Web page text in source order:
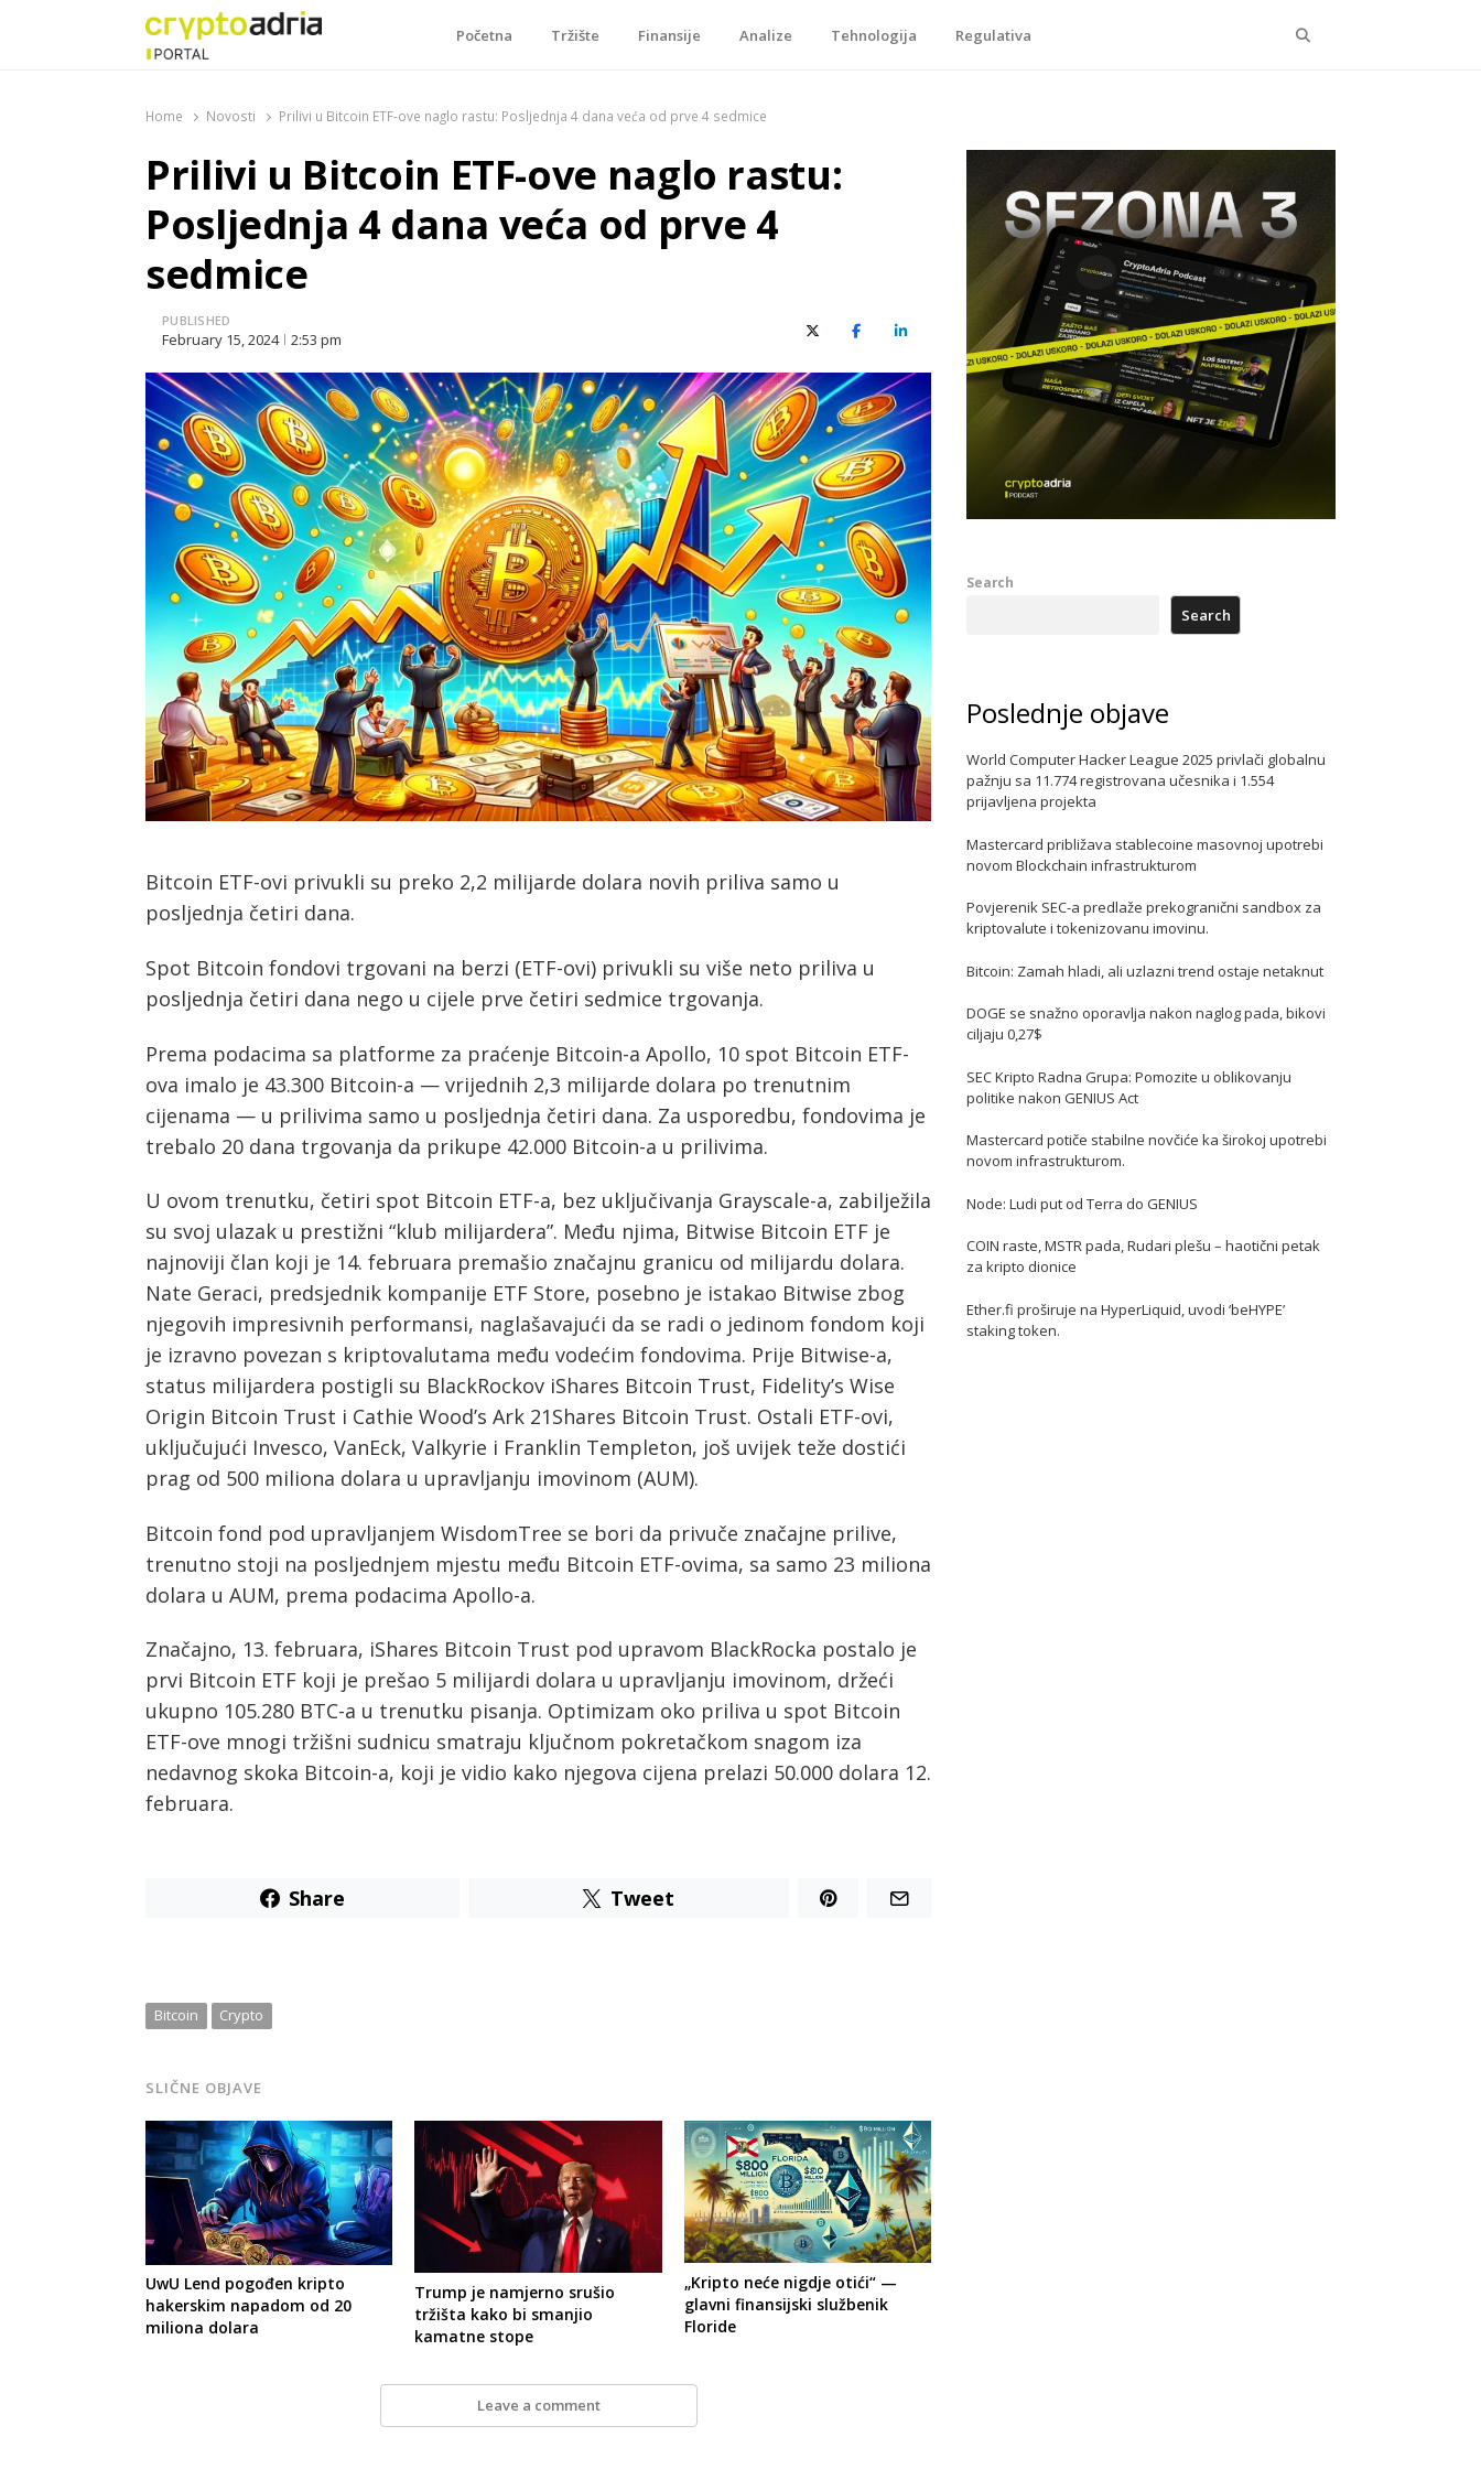
Početna Tržište Finansije Analize Tehnologija Regulativa
Home Novosti Prilivi u Bitcoin ETF-ove naglo rastu: Posljednja 4 dana veća od prve 4 sedmice
Prilivi u Bitcoin ETF-ove naglo rastu:
Posljednja 4 dana veća od prve 4
sedmice
PUBLISHED
February 15, 2024 2:53 pm X (Twitter)FacebookLinkedIn
Bitcoin ETF-ovi privukli su preko 2,2 milijarde dolara novih priliva samo u
posljednja četiri dana.
Spot Bitcoin fondovi trgovani na berzi (ETF-ovi) privukli su više neto priliva u
posljednja četiri dana nego u cijele prve četiri sedmice trgovanja.
Prema podacima sa platforme za praćenje Bitcoin-a Apollo, 10 spot Bitcoin ETF-
ova imalo je 43.300 Bitcoin-a — vrijednih 2,3 milijarde dolara po trenutnim
cijenama — u prilivima samo u posljednja četiri dana. Za usporedbu, fondovima je
trebalo 20 dana trgovanja da prikupe 42.000 Bitcoin-a u prilivima.
U ovom trenutku, četiri spot Bitcoin ETF-a, bez uključivanja Grayscale-a, zabilježila
su svoj ulazak u prestižni “klub milijardera”. Među njima, Bitwise Bitcoin ETF je
najnoviji član koji je 14. februara premašio značajnu granicu od milijardu dolara.
Nate Geraci, predsjednik kompanije ETF Store, posebno je istakao Bitwise zbog
njegovih impresivnih performansi, naglašavajući da se radi o jedinom fondom koji
je izravno povezan s kriptovalutama među vodećim fondovima. Prije Bitwise-a,
status milijardera postigli su BlackRockov iShares Bitcoin Trust, Fidelity’s Wise
Origin Bitcoin Trust i Cathie Wood’s Ark 21Shares Bitcoin Trust. Ostali ETF-ovi,
uključujući Invesco, VanEck, Valkyrie i Franklin Templeton, još uvijek teže dostići
prag od 500 miliona dolara u upravljanju imovinom (AUM).
Bitcoin fond pod upravljanjem WisdomTree se bori da privuče značajne prilive,
trenutno stoji na posljednjem mjestu među Bitcoin ETF-ovima, sa samo 23 miliona
dolara u AUM, prema podacima Apollo-a.
Značajno, 13. februara, iShares Bitcoin Trust pod upravom BlackRocka postalo je
prvi Bitcoin ETF koji je prešao 5 milijardi dolara u upravljanju imovinom, držeći
ukupno 105.280 BTC-a u trenutku pisanja. Optimizam oko priliva u spot Bitcoin
ETF-ove mnogi tržišni sudnicu smatraju ključnom pokretačkom snagom iza
nedavnog skoka Bitcoin-a, koji je vidio kako njegova cijena prelazi 50.000 dolara 12.
februara.
Share Tweet
Bitcoin Crypto
SLIČNE OBJAVE
UwU Lend pogođen kripto
hakerskim napadom od 20
miliona dolara
Trump je namjerno srušio
tržišta kako bi smanjio
kamatne stope
„Kripto neće nigdje otići“ —
glavni finansijski službenik
Floride
Leave a comment
Search
Search
Poslednje objave
World Computer Hacker League 2025 privlači globalnu
pažnju sa 11.774 registrovana učesnika i 1.554
prijavljena projekta
Mastercard približava stablecoine masovnoj upotrebi
novom Blockchain infrastrukturom
Povjerenik SEC-a predlaže prekogranični sandbox za
kriptovalute i tokenizovanu imovinu.
Bitcoin: Zamah hladi, ali uzlazni trend ostaje netaknut
DOGE se snažno oporavlja nakon naglog pada, bikovi
ciljaju 0,27$
SEC Kripto Radna Grupa: Pomozite u oblikovanju
politike nakon GENIUS Act
Mastercard potiče stabilne novčiće ka širokoj upotrebi
novom infrastrukturom.
Node: Ludi put od Terra do GENIUS
COIN raste, MSTR pada, Rudari plešu – haotični petak
za kripto dionice
Ether.fi proširuje na HyperLiquid, uvodi ‘beHYPE’
staking token.